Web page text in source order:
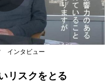
Play
Video
インタビュー
リスクをとる